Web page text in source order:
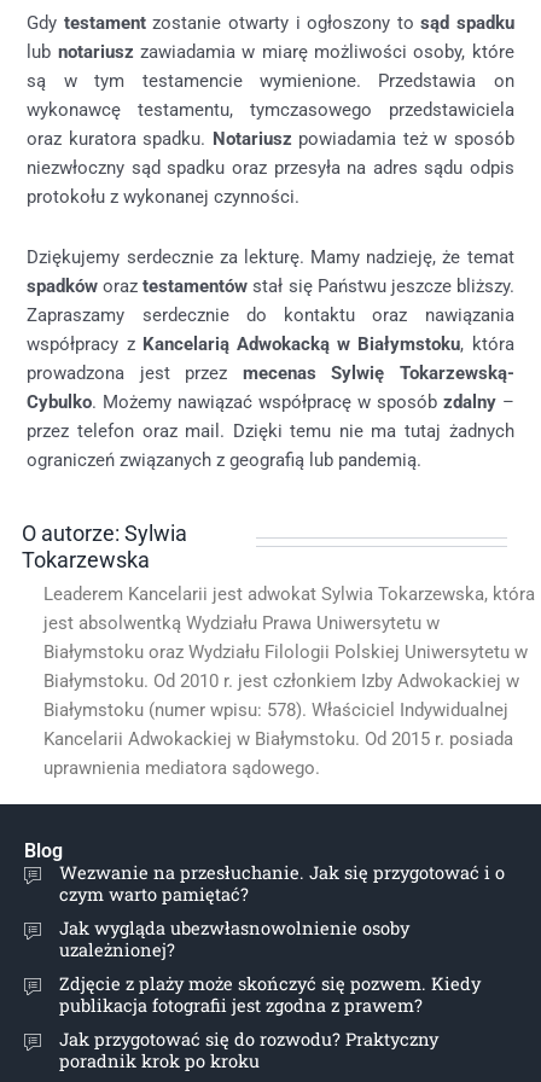
Gdy testamentzostanie otwarty i ogłoszony tosąd spadku
lub notariusz zawiadamia w miarę możliwości osoby, które
są w tym testamencie wymienione. Przedstawia on
wykonawcę testamentu, tymczasowego przedstawiciela
oraz kuratora spadku. Notariusz powiadamia też w sposób
niezwłoczny sąd spadku oraz przesyła na adres sądu odpis
protokołu z wykonanej czynności.
Dziękujemy serdecznie za lekturę. Mamy nadzieję, że temat
spadków oraztestamentów stał się Państwu jeszcze bliższy.
Zapraszamy serdecznie do kontaktu oraz nawiązania
współpracy z Kancelarią Adwokacką w Białymstoku, która
prowadzona jest przez mecenas Sylwię Tokarzewską-
Cybulko. Możemy nawiązać współpracę w sposób zdalny–
przez telefon oraz mail. Dzięki temu nie ma tutaj żadnych
ograniczeń związanych z geografią lub pandemią.
O autorze: Sylwia
Tokarzewska
Leaderem Kancelarii jest adwokat Sylwia Tokarzewska, która
jest absolwentką Wydziału Prawa Uniwersytetu w
Białymstoku oraz Wydziału Filologii Polskiej Uniwersytetu w
Białymstoku. Od 2010 r. jest członkiem Izby Adwokackiej w
Białymstoku (numer wpisu: 578). Właściciel Indywidualnej
Kancelarii Adwokackiej w Białymstoku. Od 2015 r. posiada
uprawnienia mediatora sądowego.
Blog
Wezwanie na przesłuchanie. Jak się przygotować i o
czym warto pamiętać?
Jak wygląda ubezwłasnowolnienie osoby
uzależnionej?
Zdjęcie z plaży może skończyć się pozwem. Kiedy
publikacja fotografii jest zgodna z prawem?
Jak przygotować się do rozwodu? Praktyczny
poradnik krok po kroku